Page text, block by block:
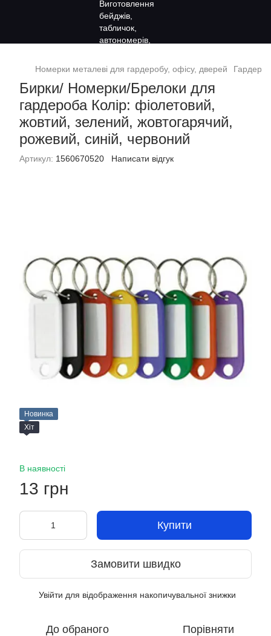
Номерки металеві для гардеробу, офісу, дверей
Бирки/ Номерки/Брелоки для
гардероба Колір: фіолетовий,
жовтий, зелений, жовтогарячий,
рожевий, синій, червоний
Артикул: 1560670520 Написати відгук
Новинка
Хіт
В наявності
13 грн
Купити
Замовити швидко
Увійти для відображення накопичувальної знижки
До обраного Порівняти